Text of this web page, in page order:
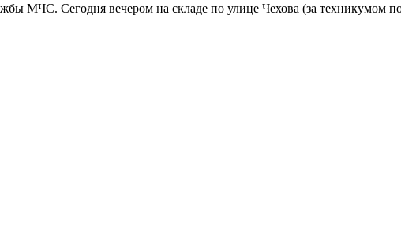
МЧС. Сегодня вечером на складе по улице Чехова (за техникумом